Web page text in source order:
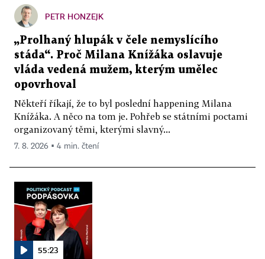
PETR HONZEJK
„Prolhaný hlupák v čele nemyslícího
stáda“. Proč Milana Knížáka oslavuje
vláda vedená mužem, kterým umělec
opovrhoval
Někteří říkají, že to byl poslední happening Milana
Knížáka. A něco na tom je. Pohřeb se státními poctami
organizovaný těmi, kterými slavný...
7. 8. 2026 ▪ 4 min. čtení
55:23